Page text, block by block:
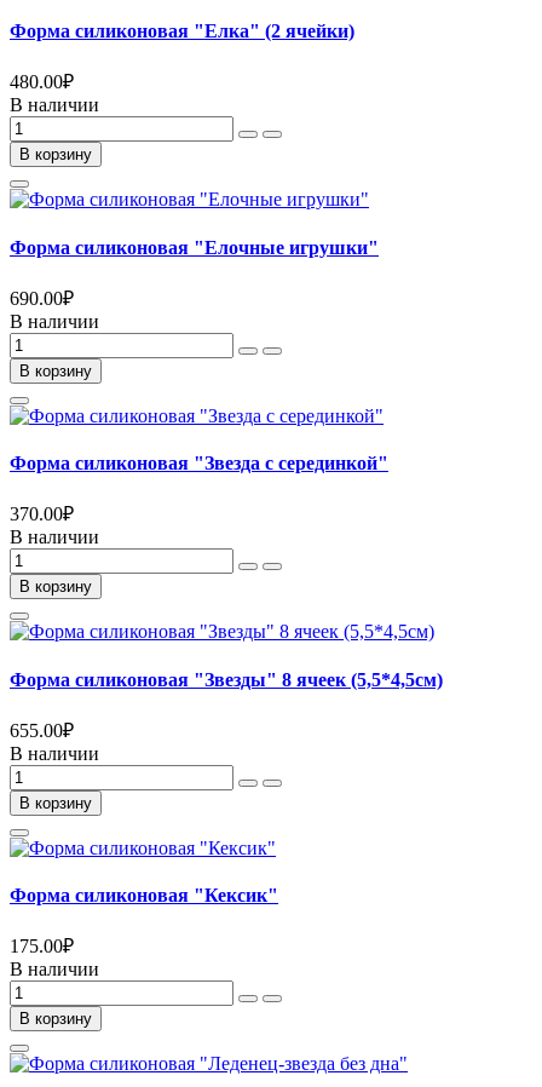
Форма силиконовая "Елка" (2 ячейки)
480.00₽
В наличии
В корзину
Форма силиконовая "Елочные игрушки"
690.00₽
В наличии
В корзину
Форма силиконовая "Звезда с серединкой"
370.00₽
В наличии
В корзину
Форма силиконовая "Звезды" 8 ячеек (5,5*4,5см)
655.00₽
В наличии
В корзину
Форма силиконовая "Кексик"
175.00₽
В наличии
В корзину